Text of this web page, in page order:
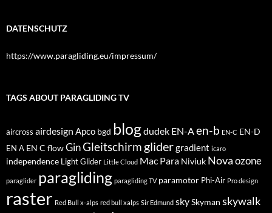
DATENSCHUTZ
https://www.paragliding.eu/impressum/
TAGS ABOUT PARAGLIDING TV
aircross airdesign Apco bgd blogdudek EN-Aen-b EN-C EN-D
EN A EN C flowGinGleitschirm glidergradient icaro
independence Light Glider Little Cloud Mac Para Niviuk Nova ozone
paraglider paragliding paragliding TV paramotor Phi-Air Pro design
raster Red Bull x-alps red bull xalps Sir Edmund skySkyman skywalk